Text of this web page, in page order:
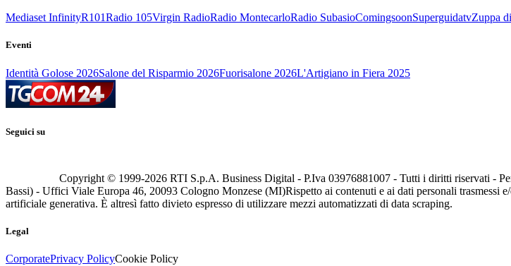
Mediaset InfinityR101Radio 105Virgin RadioRadio MontecarloRadio SubasioComingsoonSuperguidatvZuppa
Eventi
Identità Golose 2026Salone del Risparmio 2026Fuorisalone 2026L'Artigiano in Fiera 2025
Seguici su
Copyright © 1999-2026 RTI S.p.A. Business Digital - P.Iva 03976881007 - Tutti i diritti riservati -
Bassi) - Uffici Viale Europa 46, 20093 Cologno Monzese (MI)Rispetto ai contenuti e ai dati personali trasmessi
artificiale generativa. È altresì fatto divieto espresso di utilizzare mezzi automatizzati di data scraping.
Legal
CorporatePrivacy PolicyCookie Policy